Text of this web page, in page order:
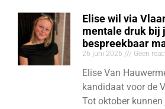
Elise wil via
mentale druk bij
bespreekbaar
26 juni 2026 Geen
Elise Van
kandidaat voor de
Tot oktober